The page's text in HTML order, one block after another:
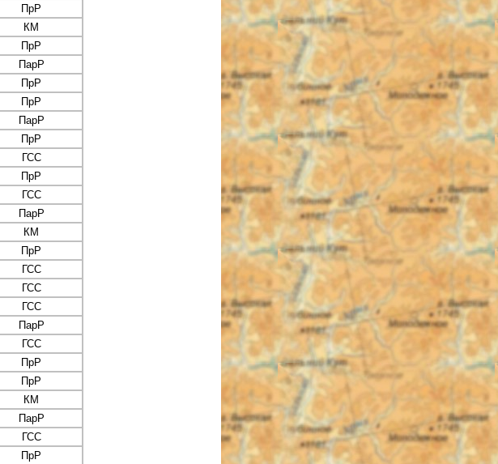
ПрР
КМ
ПрР
ПарР
ПрР
ПрР
ПарР
ПрР
ГСС
ПрР
ГСС
ПарР
КМ
ПрР
ГСС
ГСС
ГСС
ПарР
ГСС
ПрР
ПрР
КМ
ПарР
ГСС
ПрР